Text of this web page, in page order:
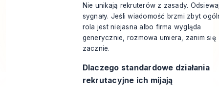
Nie unikają rekruterów z zasady.
sygnały. Jeśli wiadomość brzmi zbyt
rola jest niejasna albo firma wygląda
generycznie, rozmowa umiera, zanim się
zacznie.
Dlaczego standardowe działania
rekrutacyjne ich mijają